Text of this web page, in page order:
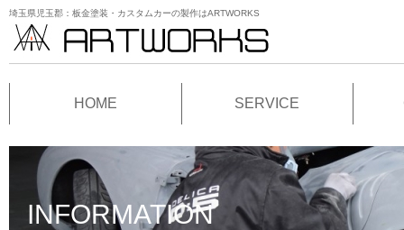
埼玉県児玉郡：板金塗装・カスタムカーの製作はARTWORKS
HOME SERVICE
INFORMATION